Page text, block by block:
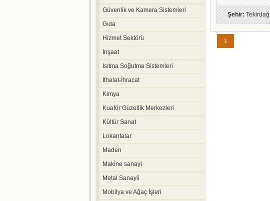
Güvenlik ve Kamera Sistemleri
Gıda
Hizmet Sektörü
Inşaat
Isıtma Soğutma Sistemleri
Ithalat-İhracat
Kimya
Kuaför Güzellik Merkezleri
Kültür Sanat
Lokantalar
Maden
Makine sanayi
Metal Sanayii
Mobilya ve Ağaç İşleri
Şehir:Tekirdağ
1